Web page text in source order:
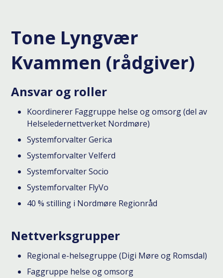
Tone Lyngvær
Kvammen (rådgiver)
Ansvar og roller
Koordinerer Faggruppe helse og omsorg (del av
Helseledernettverket Nordmøre)
Systemforvalter Gerica
Systemforvalter Velferd
Systemforvalter Socio
Systemforvalter FlyVo
40 % stilling i Nordmøre Regionråd
Nettverksgrupper
Regional e-helsegruppe (Digi Møre og Romsdal)
Faggruppe helse og omsorg